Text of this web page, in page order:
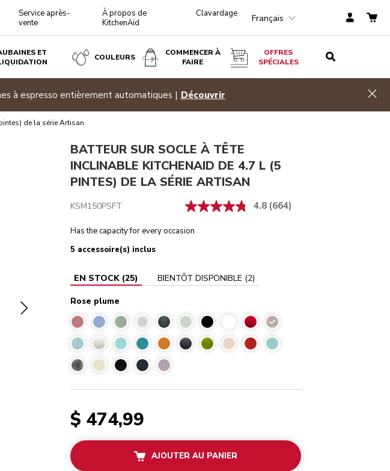
Service après-
vente
À propos de
KitchenAid
Clavardage Français
ET
COULEURS
COMMENCER À
FAIRE
OFFRES
SPÉCIALES
à espresso entièrement automatiques | Découvrir
de la série Artisan
Rose plume
$ 474,99
BATTEUR SUR SOCLE À TÊTE
INCLINABLE KITCHENAID DE 4.7 L (5
PINTES) DE LA SÉRIE ARTISAN
KSM150PSFT 4.8 (664)
Has the capacity for every occasion
5 accessoire(s) inclus
EN STOCK(25) BIENTÔT DISPONIBLE (2)
Rose plume
Rose plume
$ 474,99
AJOUTER AU PANIER